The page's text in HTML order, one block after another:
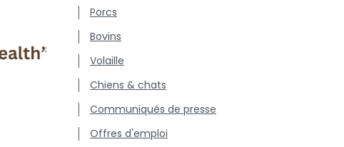
Porcs
Bovins
Volaille
Chiens & chats
Communiqués de presse
Offres d'emploi